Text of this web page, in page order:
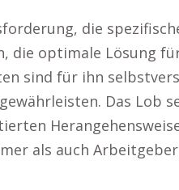
die
die optimale Lösung
sind für ihn
Das Lob
als auch